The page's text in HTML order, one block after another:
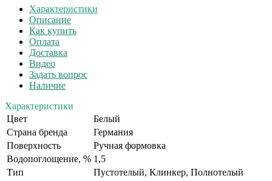
Характеристики
Описание
Как купить
Оплата
Доставка
Видео
Задать вопрос
Наличие
Характеристики
Цвет
Белый
Страна бренда
Германия
Поверхность
Ручная формовка
Водопоглощение, % 1,5
Тип
Пустотелый, Клинкер, Полнотелый